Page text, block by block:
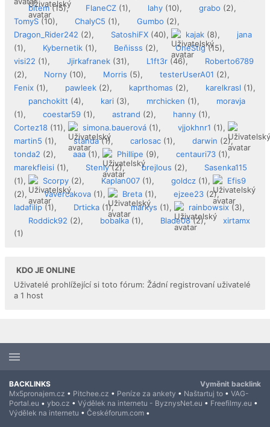
bitem(15), FlaneCZ (1), lahy (10), grabo (2),
TomyS (10), ChalyC5 (1), Gumbo (2),
Dragon_Rider242 (2), SatoshiFX (40), kajak (8),
jana
(1),
Kybernetik (1), Beňisss (2), OneStig(15),
visi22 (1), Jjirkafranek (31), L1ft3r (46),
Roberto6789
(2),
Norny (10), Morris (5), testerUserA01 (2),
Fenix (1), pawleek (2), kaprthomas (2), karelkrasl (1),
panchokitt (4), kari (3), mrchicken (1),
moravja
(1),
coestar59 (1), astrand (2), hanny (1),
Cortez18 (11), simona.bauerová (1), vjjokhnr1 (1),
martin5 (1), standa(1), carlosac (1), darwin (2),
tonda2 (2), aaa (1), Phillipe (9), centauri73 (1),
marekfleisi (1), Stenly(2), brejlous (2),
Sasenka115
(1),
Scorpy (2), Kaplan007 (1), goldcz (1),
Efis9
(2),
Vavercakova (1), Breta (1), ejzee23 (2),
ladafilip (1), Drticka (1), markys (1), rainbowsix (3),
Roddick92 (2), bobalka (1), Blade08(2),
xirtamx
(1)
KDO JE ONLINE
Uživatelé prohlížející si toto fórum: Žádní registrovaní uživatelé
a 1 host
BACKLINKS
Vyměnit backlink
Mx5pronajem.cz • Pitchee.cz • Peníze za ankety • Naštartuj to • VAG-
Portal.eu • ybo.cz • Výdělek na internetu - ByznysNet.eu • Freefilmy.eu •
Výdělek na internetu • Českéforum.com •